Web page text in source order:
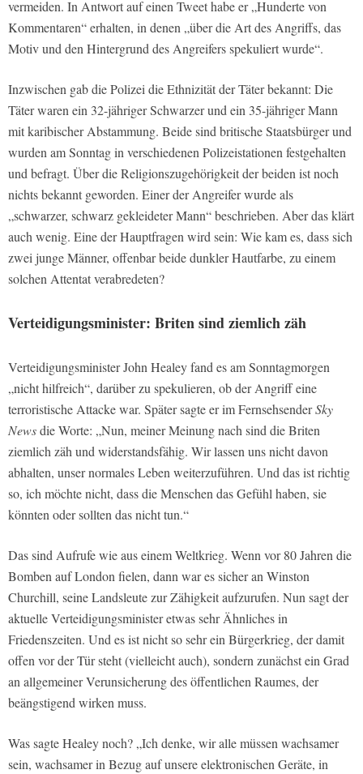
vermeiden. In Antwort auf einen Tweet habe er „Hunderte von
Kommentaren“ erhalten, in denen „über die Art des Angriffs, das
Motiv und den Hintergrund des Angreifers spekuliert wurde“.
Inzwischen gab die Polizei die Ethnizität der Täter bekannt: Die
Täter waren ein 32-jähriger Schwarzer und ein 35-jähriger Mann
mit karibischer Abstammung. Beide sind britische Staatsbürger und
wurden am Sonntag in verschiedenen Polizeistationen festgehalten
und befragt. Über die Religionszugehörigkeit der beiden ist noch
nichts bekannt geworden. Einer der Angreifer wurde als
„schwarzer, schwarz gekleideter Mann“ beschrieben. Aber das klärt
auch wenig. Eine der Hauptfragen wird sein: Wie kam es, dass sich
zwei junge Männer, offenbar beide dunkler Hautfarbe, zu einem
solchen Attentat verabredeten?
Verteidigungsminister: Briten sind ziemlich zäh
Verteidigungsminister John Healey fand es am Sonntagmorgen
„nicht hilfreich“, darüber zu spekulieren, ob der Angriff eine
terroristische Attacke war. Später sagte er im FernsehsenderSky
Newsdie Worte: „Nun, meiner Meinung nach sind die Briten
ziemlich zäh und widerstandsfähig. Wir lassen uns nicht davon
abhalten, unser normales Leben weiterzuführen. Und das ist richtig
so, ich möchte nicht, dass die Menschen das Gefühl haben, sie
könnten oder sollten das nicht tun.“
Das sind Aufrufe wie aus einem Weltkrieg. Wenn vor 80 Jahren die
Bomben auf London fielen, dann war es sicher an Winston
Churchill, seine Landsleute zur Zähigkeit aufzurufen. Nun sagt der
aktuelle Verteidigungsminister etwas sehr Ähnliches in
Friedenszeiten. Und es ist nicht so sehr ein Bürgerkrieg, der damit
offen vor der Tür steht (vielleicht auch), sondern zunächst ein Grad
an allgemeiner Verunsicherung des öffentlichen Raumes, der
beängstigend wirken muss.
Was sagte Healey noch? „Ich denke, wir alle müssen wachsamer
sein, wachsamer in Bezug auf unsere elektronischen Geräte, in